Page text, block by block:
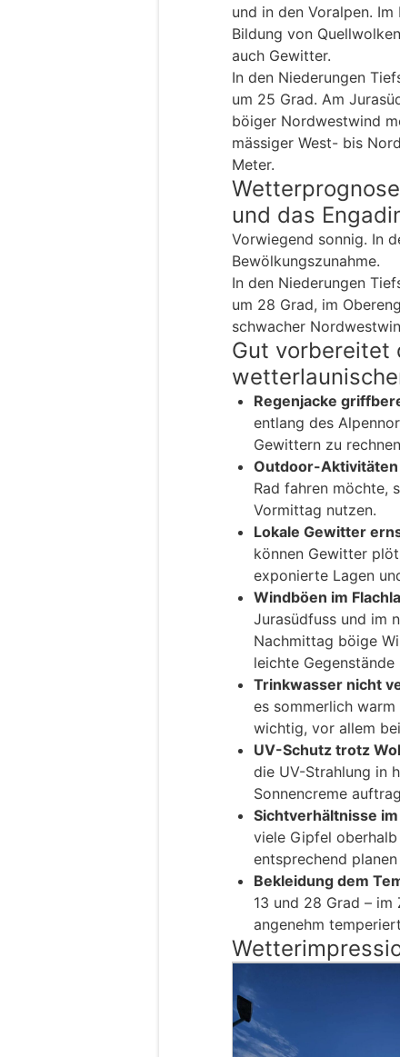
und in den Voralpen.
Bildung von
auch Gewitter.
In den Niederungen
um 25 Grad. Am
böiger Nordwestwind
mässiger West- bis
Meter.
und das
Vorwiegend sonnig. In
Bewölkungszunahme.
In den Niederungen
um 28 Grad, im
schwacher
Gut vorbereitet
Regenjacke
entlang des
Gewittern zu
Outdoor-
Rad fahren möchte,
Vormittag nutzen.
Lokale Gewitter
können Gewitter
exponierte Lagen
Windböen im
Jurasüdfuss und im
Nachmittag böige
leichte Gegenstände
Trinkwasser nicht
es sommerlich
wichtig, vor allem
UV-Schutz trotz
die UV-Strahlung in
Sonnencreme
Sichtverhältnisse
viele Gipfel
entsprechend
Bekleidung dem
13 und 28 Grad –
angenehm